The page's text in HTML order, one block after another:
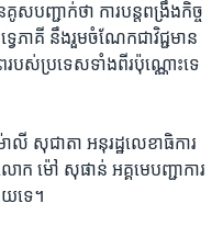
ស​បញ្ជាក់​ថា ​ការ​បន្ត​ពង្រឹង​កិច្ច​
េភាគី​ នឹង​រួម​ចំណែក​ជា​វិជ្ជមាន
របស់​ប្រទេស​ទាំង​ពីរ​ប៉ុណ្ណោះ​ទេ
លី សុជាតា ​អនុ​រដ្ឋលេខាធិការ​
ោក ​ម៉ៅ សុផាន់ ​អគ្គ​មេ​បញ្ជាការ​
ទេ។​